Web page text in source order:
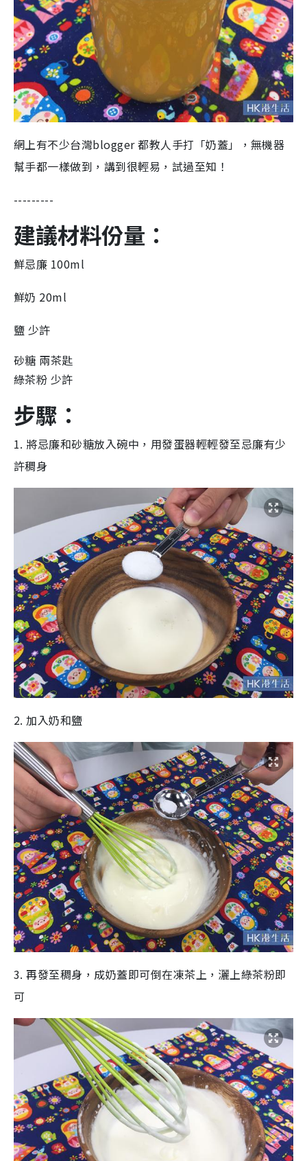
網上有不少台灣blogger 都教人手打「奶蓋」，無機器
幫手都一樣做到，講到很輕易，試過至知！
---------
建議材料份量：
鮮忌廉 100ml
鮮奶 20ml
鹽 少許
砂糖 兩茶匙
綠茶粉 少許
步驟：
1. 將忌廉和砂糖放入碗中，用發蛋器輕輕發至忌廉有少
許稠身
2. 加入奶和鹽
3. 再發至稠身，成奶蓋即可倒在凍茶上，灑上綠茶粉即
可